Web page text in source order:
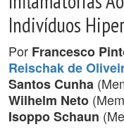
Indivíduos
Por Francesco
Reischak de
Santos Cunha
Wilhelm Neto
Isoppo Schaun